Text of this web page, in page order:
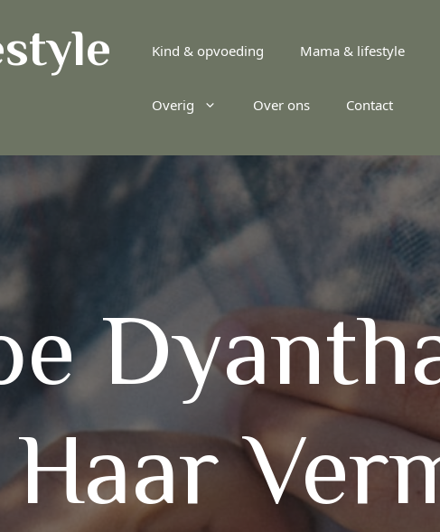
Kind & opvoeding Mama & lifestyle
Overig Over ons Contact
Haar